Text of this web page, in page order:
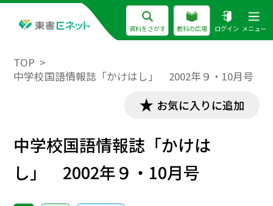
資料をさがす 教科の広場 ログイン メニュー
TOP
中学校国語情報誌「かけはし」 2002年９・10月号
お気に入りに追加
中学校国語情報誌「かけは
し」 2002年９・10月号